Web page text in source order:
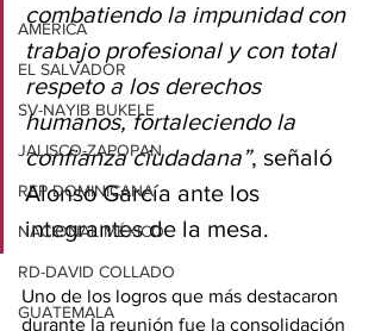
AMÉRICA
EL SALVADOR
SV-NAYIB BUKELE
JALISCO-ZAPOPAN
REP DOMINICANA
NACIONAL MÉXICO
RD-DAVID COLLADO
GUATEMALA
combatiendo la impunidad con
trabajo profesional y con total
respeto a los derechos
humanos, fortaleciendo la
confianza ciudadana”, señaló
Alonso García ante los
integrantes de la mesa.
Uno de los logros que más destacaron
durante la reunión fue la consolidación